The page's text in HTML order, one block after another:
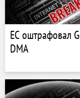
ЕС оштрафовал
DMA